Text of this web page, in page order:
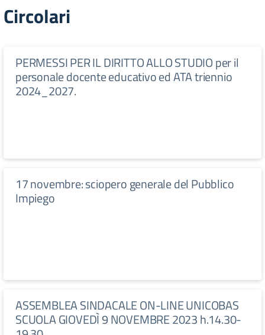
Circolari
PERMESSI PER IL DIRITTO ALLO STUDIO per il
personale docente educativo ed ATA triennio
2024_2027.
17 novembre: sciopero generale del Pubblico
Impiego
ASSEMBLEA SINDACALE ON-LINE UNICOBAS
SCUOLA GIOVEDÌ 9 NOVEMBRE 2023 h.14.30-